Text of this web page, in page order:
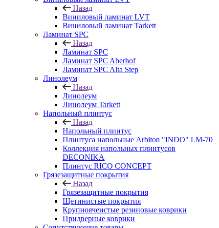
Назад
Виниловый ламинат LVT
Виниловый ламинат Tarkett
Ламинат SPC
Назад
Ламинат SPC
Ламинат SPC Aberhof
Ламинат SPC Alta Step
Линолеум
Назад
Линолеум
Линолеум Tarkett
Напольный плинтус
Назад
Напольный плинтус
Плинтуса напольные Arbiton "INDO" LM-70
Коллекция напольных плинтусов
DECONIKA
Плинтус RICO CONCEPT
Грязезащитные покрытия
Назад
Грязезащитные покрытия
Щетинистые покрытия
Крупноячеистые резиновые коврики
Придверные коврики